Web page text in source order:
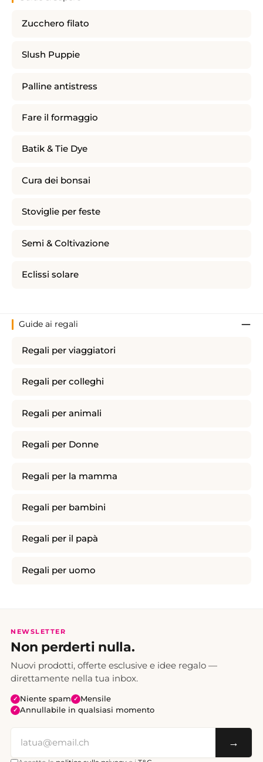
Zucchero filato
Slush Puppie
Palline antistress
Fare il formaggio
Batik & Tie Dye
Cura dei bonsai
Stoviglie per feste
Semi & Coltivazione
Eclissi solare
Guide ai regali
Regali per viaggiatori
Regali per colleghi
Regali per animali
Regali per Donne
Regali per la mamma
Regali per bambini
Regali per il papà
Regali per uomo
NEWSLETTER
Non perderti nulla.
Nuovi prodotti, offerte esclusive e idee regalo —
direttamente nella tua inbox.
✓ Niente spam ✓ Mensile
✓ Annullabile in qualsiasi momento
→